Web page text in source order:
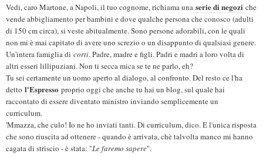
Vedi, caro Martone, a Napoli, il tuo cognome, richiama una serie di negozi che
vende abbigliamento per bambini e dove qualche persona che conosco (adulti
di 150 cm circa), si veste abitualmente. Sono persone adorabili, con le quali
non mi è mai capitato di avere uno screzio o un disappunto di qualsiasi genere.
Un'intera famiglia di corti. Padre, madre e figli. Padri e madri a loro volta di
altri esseri lillipuziani. Non ti secca mica se te ne parlo, eh?
Tu sei certamente un uomo aperto al dialogo, al confronto. Del resto ce l'ha
detto l'Espresso proprio oggi che anche tu hai un blog, sul quale hai
raccontato di essere diventato ministro inviando semplicemente un
curriculum.
'Mmazza, che culo! Io ne ho inviati tanti. Di curriculum, dico. E l'unica risposta
che sono riuscita ad ottenere - quando è arrivata, chè talvolta manco mi hanno
cagata di striscio - è stata: "Le faremo sapere".